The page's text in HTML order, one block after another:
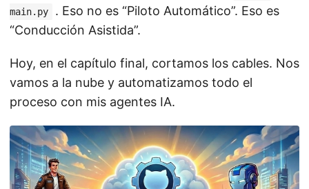
main.py
. Eso no es “Piloto Automático”. Eso es
“Conducción Asistida”.
Hoy, en el capítulo final, cortamos los cables. Nos
vamos a la nube y automatizamos todo el
proceso con mis agentes IA.